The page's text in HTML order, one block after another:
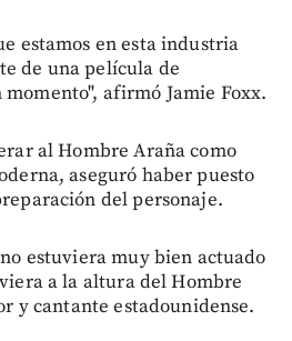
estamos en esta industria
de una película de
afirmó Jamie Foxx.
al Hombre Araña como
aseguró haber puesto
del personaje.
estuviera muy bien actuado
a la altura del Hombre
y cantante estadounidense.